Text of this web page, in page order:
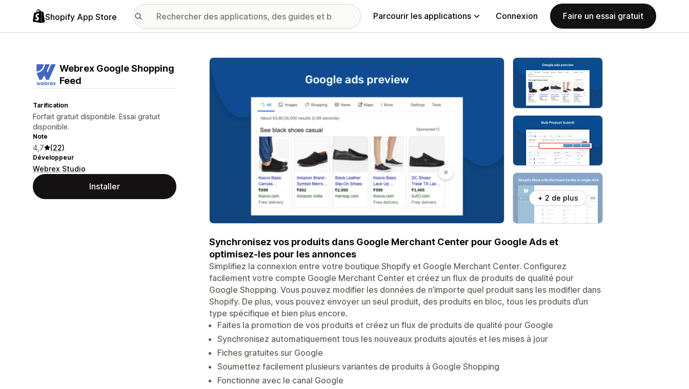
Shopify App Store Parcourir les applications Connexion Faire un essai gratuit
Webrex Google Shopping
Feed
Tarification
Forfait gratuit disponible. Essai gratuit
disponible.
Note
4,7 (22)
Développeur
Webrex Studio
Installer
Galerie d’images vedette
+ 2 de plus
Synchronisez vos produits dans Google Merchant Center pour Google Ads et
optimisez-les pour les annonces
Simplifiez la connexion entre votre boutique Shopify et Google Merchant Center. Configurez
facilement votre compte Google Merchant Center et créez un flux de produits de qualité pour
Google Shopping. Vous pouvez modifier les données de n’importe quel produit sans les modifier dans
Shopify. De plus, vous pouvez envoyer un seul produit, des produits en bloc, tous les produits d’un
type spécifique et bien plus encore.
Faites la promotion de vos produits et créez un flux de produits de qualité pour Google
Synchronisez automatiquement tous les nouveaux produits ajoutés et les mises à jour
Fiches gratuites sur Google
Soumettez facilement plusieurs variantes de produits à Google Shopping
Fonctionne avec le canal Google